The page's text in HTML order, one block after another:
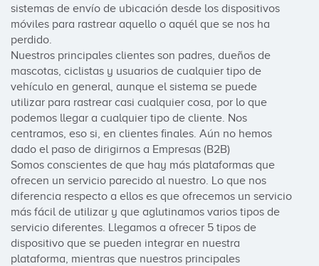
sistemas de envío de ubicación desde los dispositivos
móviles para rastrear aquello o aquél que se nos ha
perdido.
Nuestros principales clientes son padres, dueños de
mascotas, ciclistas y usuarios de cualquier tipo de
vehículo en general, aunque el sistema se puede
utilizar para rastrear casi cualquier cosa, por lo que
podemos llegar a cualquier tipo de cliente. Nos
centramos, eso si, en clientes finales. Aún no hemos
dado el paso de dirigirnos a Empresas (B2B)
Somos conscientes de que hay más plataformas que
ofrecen un servicio parecido al nuestro. Lo que nos
diferencia respecto a ellos es que ofrecemos un servicio
más fácil de utilizar y que aglutinamos varios tipos de
servicio diferentes. Llegamos a ofrecer 5 tipos de
dispositivo que se pueden integrar en nuestra
plataforma, mientras que nuestros principales